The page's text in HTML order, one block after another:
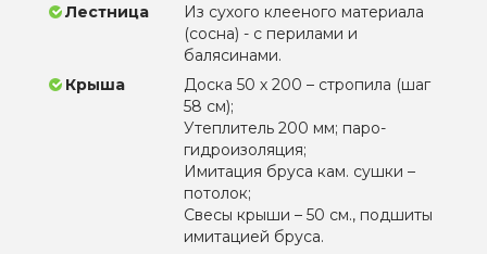
Лестница
Из сухого клееного материала
(сосна) - с перилами и
балясинами.
Крыша
Доска 50 х 200 – стропила (шаг
58 см);
Утеплитель 200 мм; паро-
гидроизоляция;
Имитация бруса кам. сушки –
потолок;
Свесы крыши – 50 см., подшиты
имитацией бруса.